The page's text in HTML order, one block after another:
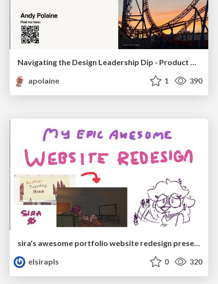
Navigating the Design Leadership Dip - Product Design Week Design Leaders+ Conference 2024
apolaine
1 390
sira's awesome portfolio website redesign presentation
elsirapls
0 320